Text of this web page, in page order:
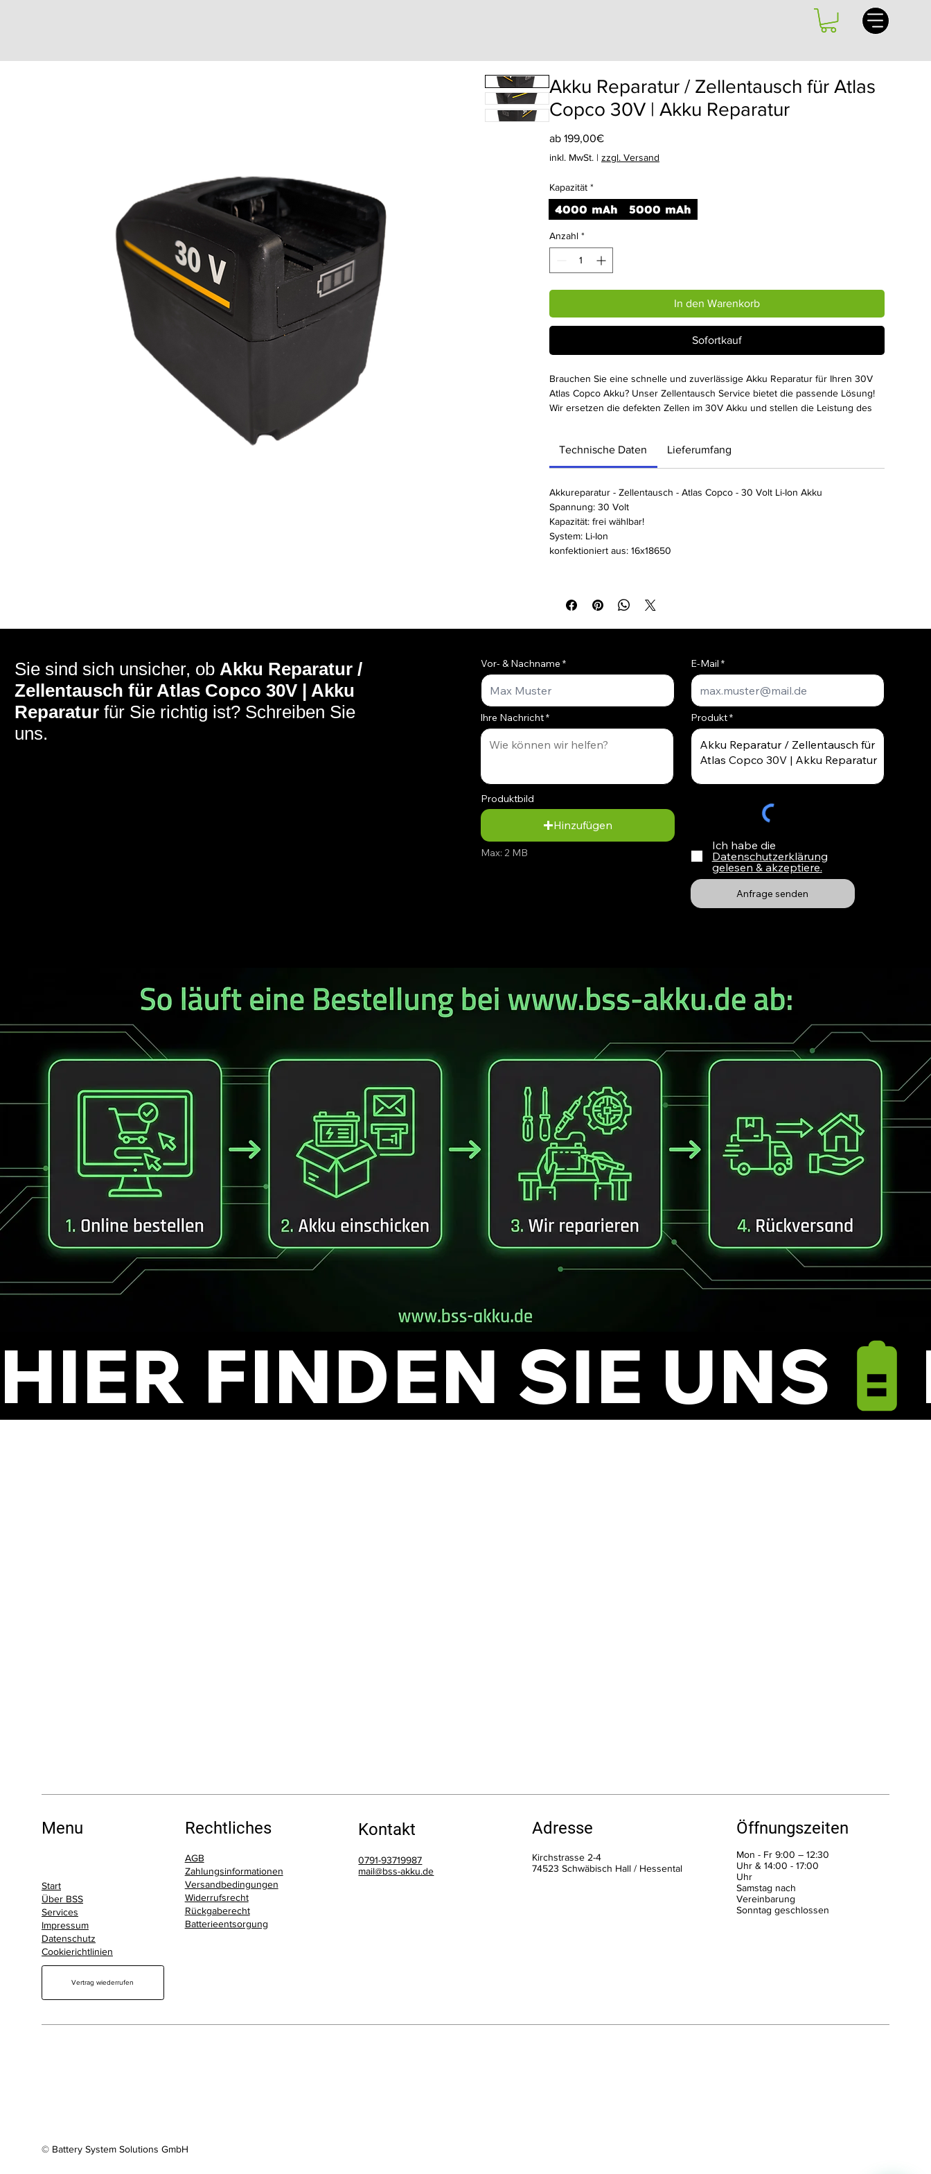
Akku Reparatur / Zellentausch für Atlas
Copco 30V | Akku Reparatur
ab 199,00€Sale-
Preis
inkl. MwSt.| zzgl. Versand
Kapazität *
4000 mAh 5000 mAh
Anzahl *
In den Warenkorb
Sofortkauf
Brauchen Sie eine schnelle und zuverlässige Akku Reparatur für Ihren 30V
Atlas Copco Akku? Unser Zellentausch Service bietet die passende Lösung!
Wir ersetzen die defekten Zellen im 30V Akku und stellen die Leistung des
über den Zustand Ihres Akkus. Das schlagfeste Gehäuse sorgt zudem für
eine lange Lebensdauer und Schutz vor Beschädigungen. Vertrauen Sie auf
Copco Akku wieder mit voller Power ein.
Technische Daten Lieferumfang
Akkureparatur - Zellentausch - Atlas Copco - 30 Volt Li-Ion Akku
Spannung: 30 Volt
Kapazität: frei wählbar!
System: Li-Ion
konfektioniert aus: 16x18650
Sie sind sich unsicher, ob Akku Reparatur /
Zellentausch für Atlas Copco 30V | Akku
Reparatur für Sie richtig ist? Schreiben Sie
uns.
Vor- & Nachname E-Mail
Ihre Nachricht Produkt
Produktbild
Hinzufügen
Max: 2 MB
Ich habe die
Datenschutzerklärung
gelesen & akzeptiere.
Anfrage senden
HIER FINDEN SIE UNS
Menu
Start
Über BSS
Services
Impressum
Datenschutz
Cookierichtlinien
Vertrag wiederrufen
Rechtliches
AGB
Zahlungsinformationen
Versandbedingungen
Widerrufsrecht
Rückgaberecht
Batterieentsorgung
Kontakt
0791-93719987
mail@bss-akku.de
Adresse
Kirchstrasse 2-4
74523 Schwäbisch Hall / Hessental
Öffnungszeiten
Mon - Fr 9:00 – 12:30
Uhr & 14:00 - 17:00
Uhr
Samstag nach
Vereinbarung
​Sonntag geschlossen
© Battery System Solutions GmbH
mail@bss-akku.de